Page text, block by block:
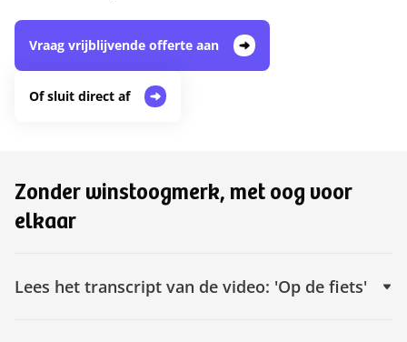
Vraag vrijblijvende offerte aan
Of sluit direct af
Zonder winstoogmerk, met oog voor
elkaar
Lees het trans‌c‌r‌i‌p‌t van de video: 'Op de fiets'